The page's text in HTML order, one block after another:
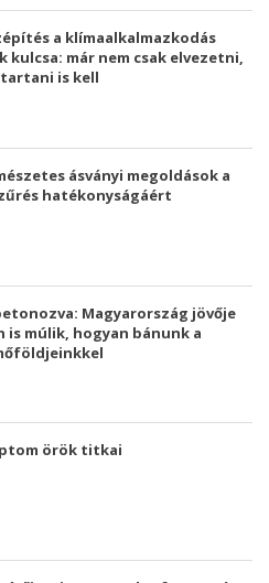
a klímaalkalmazkodás
kulcsa: már nem csak elvezetni,
is kell
ásványi megoldások a
hatékonyságáért
Magyarország jövője
is múlik, hogyan bánunk a
örök titkai